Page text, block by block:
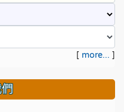
[ more... ]